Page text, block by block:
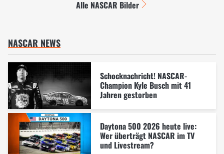
Alle NASCAR Bilder
NASCAR NEWS
Schocknachricht! NASCAR-
Champion Kyle Busch mit 41
Jahren gestorben
Daytona 500 2026 heute live:
Wer überträgt NASCAR im TV
und Livestream?